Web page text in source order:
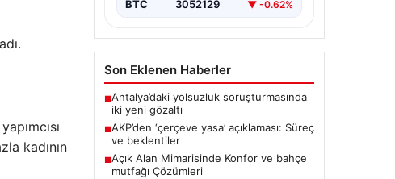
kadının
BTC 3052129 ▼ -0.62%
Son Eklenen Haberler
■Antalya’daki yolsuzluk soruşturmasında
iki yeni gözaltı
■AKP’den ‘çerçeve yasa’ açıklaması: Süreç
ve beklentiler
■Açık Alan Mimarisinde Konfor ve bahçe
mutfağı Çözümleri